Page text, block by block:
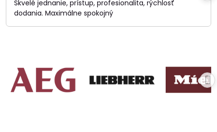
5
Skvelé jednanie, prístup, profesionalita, rýchlosť
dodania. Maximálne spokojný